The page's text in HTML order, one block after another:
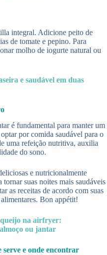
integral. Adicione peito de
de tomate e pepino. Para
molho de iogurte natural ou
e saudável em duas
é fundamental para manter um
por comida saudável para o
uma refeição nutritiva, auxilia
do sono.
e nutricionalmente
suas noites mais saudáveis
as receitas de acordo com suas
alimentares. Bon appétit!
na airfryer:
ou jantar
e onde encontrar